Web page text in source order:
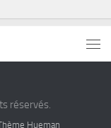
réservés.
Hueman